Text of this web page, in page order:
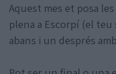
Aquest mes et posa
plena a Escorpí (el
abans i un després